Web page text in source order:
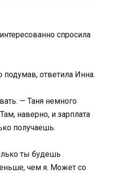
спросила
ответила Инна.
— Таня немного
наверно, и зарплата
получаешь.
ты будешь
чем я. Может со